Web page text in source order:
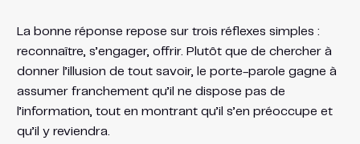
La bonne réponse repose sur trois réflexes simples :
reconnaître, s’engager, offrir. Plutôt que de chercher à
donner l’illusion de tout savoir, le porte-parole gagne à
assumer franchement qu’il ne dispose pas de
l’information, tout en montrant qu’il s’en préoccupe et
qu’il y reviendra.